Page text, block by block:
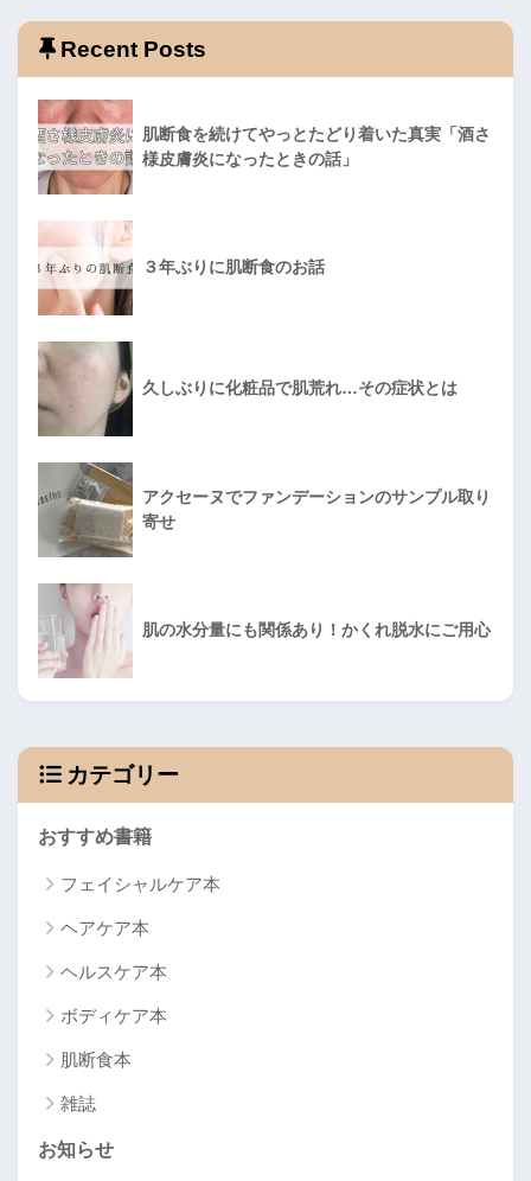
Recent Posts
肌断食を続けてやっとたどり着いた真実「酒さ
様皮膚炎になったときの話」
３年ぶりに肌断食のお話
久しぶりに化粧品で肌荒れ…その症状とは
アクセーヌでファンデーションのサンプル取り
寄せ
肌の水分量にも関係あり！かくれ脱水にご用心
カテゴリー
おすすめ書籍
フェイシャルケア本
ヘアケア本
ヘルスケア本
ボディケア本
肌断食本
雑誌
お知らせ